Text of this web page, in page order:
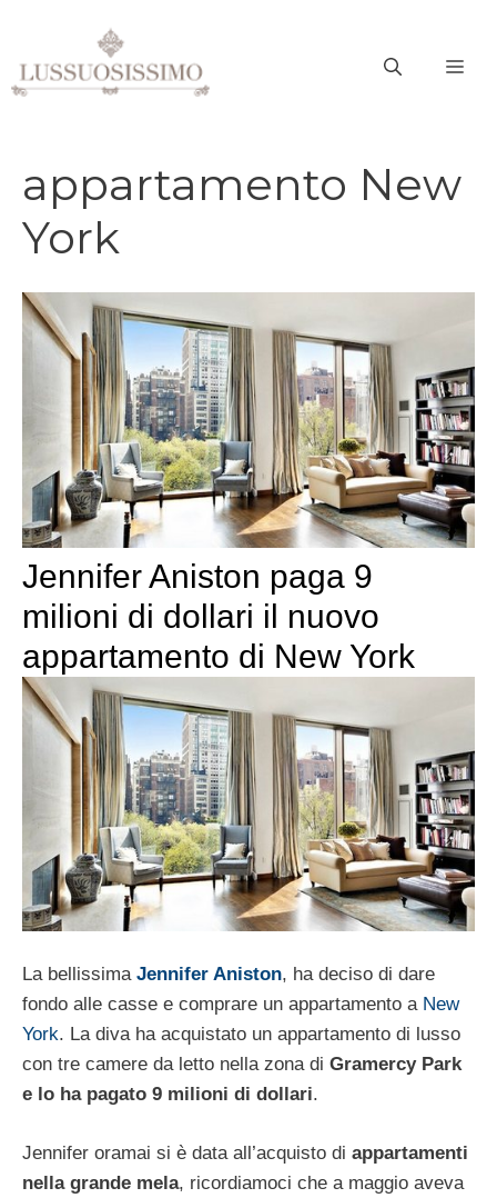
contenuto
appartamento New
York
Jennifer Aniston paga 9
milioni di dollari il nuovo
appartamento di New York
La bellissima Jennifer Aniston, ha deciso di dare
fondo alle casse e comprare un appartamento a New
York. La diva ha acquistato un appartamento di lusso
con tre camere da letto nella zona di Gramercy Park
e lo ha pagato 9 milioni di dollari.
Jennifer oramai si è data all’acquisto di appartamenti
nella grande mela, ricordiamoci che a maggio aveva